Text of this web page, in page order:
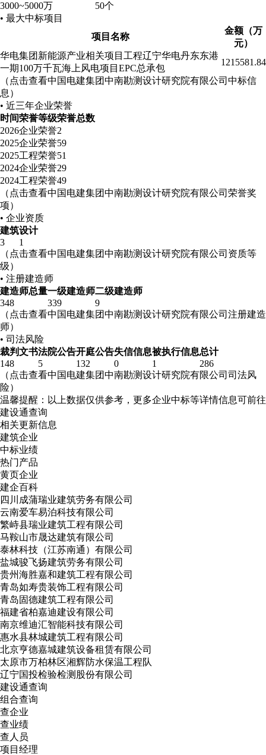
3000~5000万
50个
• 最大中标项目
项目名称
金额（万
元）
华电集团新能源产业相关项目工程辽宁华电丹东东港
一期100万千瓦海上风电项目EPC总承包
1215581.84
（点击查看中国电建集团中南勘测设计研究院有限公司中标信
息）
• 近三年企业荣誉
时间荣誉等级荣誉总数
2026企业荣誉2
2025企业荣誉59
2025工程荣誉51
2024企业荣誉29
2024工程荣誉49
（点击查看中国电建集团中南勘测设计研究院有限公司荣誉奖
项）
• 企业资质
建筑设计
3
1
（点击查看中国电建集团中南勘测设计研究院有限公司资质等
级）
• 注册建造师
建造师总量一级建造师二级建造师
348
339
9
（点击查看中国电建集团中南勘测设计研究院有限公司注册建造
师）
• 司法风险
裁判文书法院公告开庭公告失信信息被执行信息总计
148
5 132 0 1
286
（点击查看中国电建集团中南勘测设计研究院有限公司司法风
险）
温馨提醒：以上数据仅供参考，更多企业中标等详情信息可前往
建设通查询
相关更新信息
建筑企业
中标业绩
热门产品
黄页企业
建企百科
四川成蒲瑞业建筑劳务有限公司
云南爱车易泊科技有限公司
繁峙县瑞业建筑工程有限公司
马鞍山市晟达建筑有限公司
泰林科技（江苏南通）有限公司
盐城骏飞扬建筑劳务有限公司
贵州海胜嘉和建筑工程有限公司
青岛如寿贵装饰工程有限公司
青岛固德建筑工程有限公司
福建省柏嘉迪建设有限公司
南京维迪汇智能科技有限公司
惠水县林城建筑工程有限公司
北京亨德嘉城建筑设备租赁有限公司
太原市万柏林区湘辉防水保温工程队
辽宁国投检验检测股份有限公司
建设通查询
组合查询
查企业
查业绩
查人员
项目经理